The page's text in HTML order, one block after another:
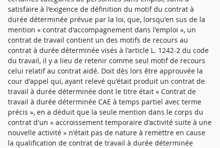
satisfaire à l'exigence de définition du motif du contrat à
durée déterminée prévue par la loi, que, lorsqu'en sus de la
mention « contrat d'accompagnement dans l'emploi », un
contrat de travail contient un des motifs de recours au
contrat à durée déterminée visés à l'article L. 1242-2 du code
du travail, il y a lieu de retenir comme seul motif de recours
celui relatif au contrat aidé. Doit dès lors être approuvée la
cour d'appel qui, ayant relevé qu'était produit un contrat de
travail à durée déterminée dont le titre était « Contrat de
travail à durée déterminée CAE à temps partiel avec terme
précis », en a déduit que la seule mention dans le corps du
contrat d'un « accroissement temporaire d'activité suite à une
nouvelle activité » n'était pas de nature à remettre en cause
la qualification de contrat de travail à durée déterminée